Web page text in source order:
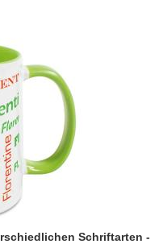
Schriftarten -